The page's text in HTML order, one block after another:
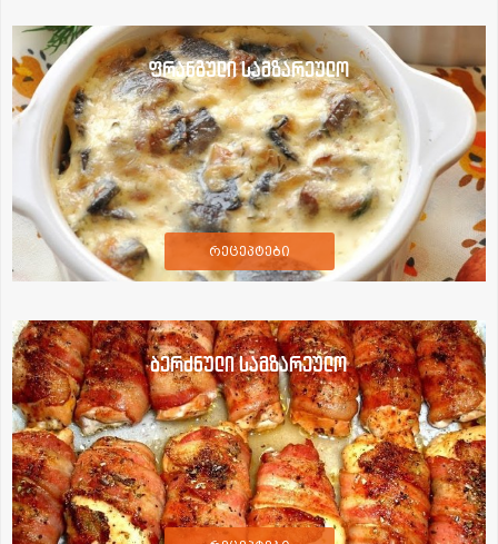
ფრანგული სამზარეულო
რეცეპტები
ბერძნული სამზარეულო